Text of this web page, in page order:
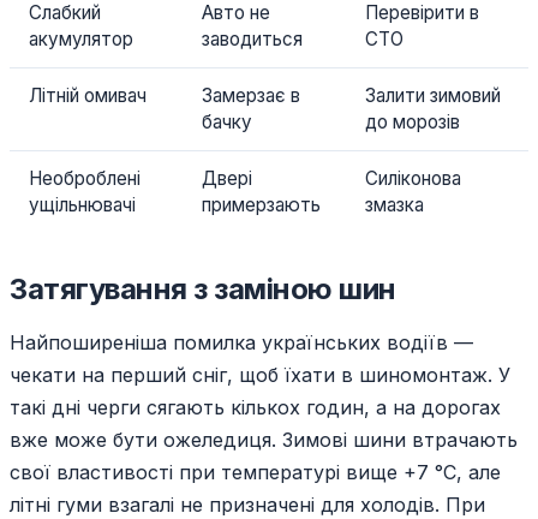
Слабкий
акумулятор
Авто не
заводиться
Перевірити в
СТО
Літній омивач
Замерзає в
бачку
Залити зимовий
до морозів
Необроблені
ущільнювачі
Двері
примерзають
Силіконова
змазка
Затягування з заміною шин
Найпоширеніша помилка українських водіїв —
чекати на перший сніг, щоб їхати в шиномонтаж. У
такі дні черги сягають кількох годин, а на дорогах
вже може бути ожеледиця. Зимові шини втрачають
свої властивості при температурі вище +7 °C, але
літні гуми взагалі не призначені для холодів. При